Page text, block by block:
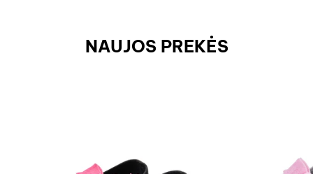
NAUJOS PREKĖS